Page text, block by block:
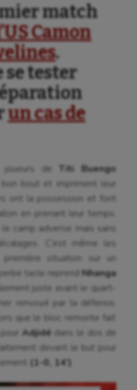
match
l’US Camon
.
se tester
un cas de
joueurs de Titi Buengo
bout et impriment leur
ont la possession et font
en prenant leur temps.
camp adverse mais sans
C’est même les
situation sur un
tacle reprendNhanga
juste avant le quart-
renvoyé par la défense,
que le bloc remonte fait
Adjidé dans le dos de
devant le but pour
(1-0, 14’)